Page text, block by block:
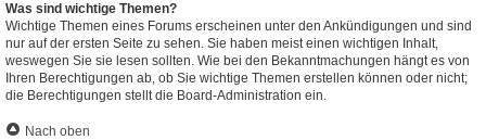
Was sind wichtige Themen?
Wichtige Themen eines Forums erscheinen unter den Ankündigungen und sind
nur auf der ersten Seite zu sehen. Sie haben meist einen wichtigen Inhalt,
weswegen Sie sie lesen sollten. Wie bei den Bekanntmachungen hängt es von
Ihren Berechtigungen ab, ob Sie wichtige Themen erstellen können oder nicht;
die Berechtigungen stellt die Board-Administration ein.
Nach oben